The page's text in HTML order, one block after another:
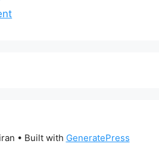
• Built with GeneratePress